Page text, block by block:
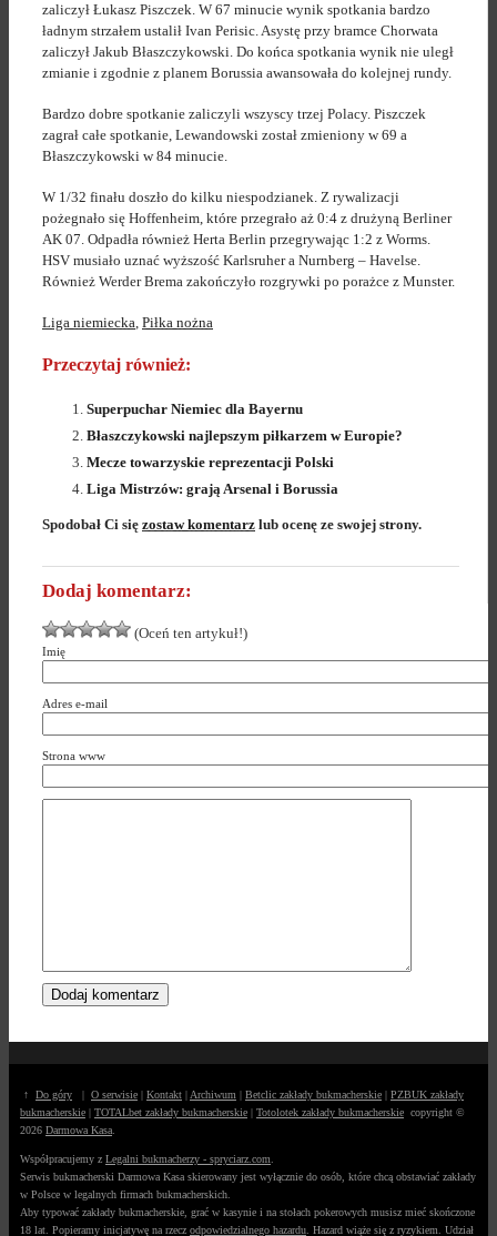
zaliczył Łukasz Piszczek. W 67 minucie wynik spotkania bardzo
ładnym strzałem ustalił Ivan Perisic. Asystę przy bramce Chorwata
zaliczył Jakub Błaszczykowski. Do końca spotkania wynik nie uległ
zmianie i zgodnie z planem Borussia awansowała do kolejnej rundy.
Bardzo dobre spotkanie zaliczyli wszyscy trzej Polacy. Piszczek
zagrał całe spotkanie, Lewandowski został zmieniony w 69 a
Błaszczykowski w 84 minucie.
W 1/32 finału doszło do kilku niespodzianek. Z rywalizacji
pożegnało się Hoffenheim, które przegrało aż 0:4 z drużyną Berliner
AK 07. Odpadła również Herta Berlin przegrywając 1:2 z Worms.
HSV musiało uznać wyższość Karlsruher a Nurnberg – Havelse.
Również Werder Brema zakończyło rozgrywki po porażce z Munster.
Liga niemiecka, Piłka nożna
Przeczytaj również:
Superpuchar Niemiec dla Bayernu
Błaszczykowski najlepszym piłkarzem w Europie?
Mecze towarzyskie reprezentacji Polski
Liga Mistrzów: grają Arsenal i Borussia
Spodobał Ci się zostaw komentarz lub ocenę ze swojej strony.
Dodaj komentarz:
(Oceń ten artykuł!)
Imię
Adres e-mail
Strona www
↑ Do góry | O serwisie | Kontakt | Archiwum | Betclic zakłady bukmacherskie | PZBUK zakłady
bukmacherskie | TOTALbet zakłady bukmacherskie | Totolotek zakłady bukmacherskie copyright ©
2026 Darmowa Kasa
Współpracujemy z Legalni bukmacherzy - spryciarz.com
Serwis bukmacherski Darmowa Kasa skierowany jest wyłącznie do osób, które chcą obstawiać zakłady
w Polsce w legalnych firmach bukmacherskich.
Aby typować zakłady bukmacherskie, grać w kasynie i na stołach pokerowych musisz mieć skończone
18 lat. Popieramy inicjatywę na rzecz odpowiedzialnego hazardu . Hazard wiąże się z ryzykiem. Udział